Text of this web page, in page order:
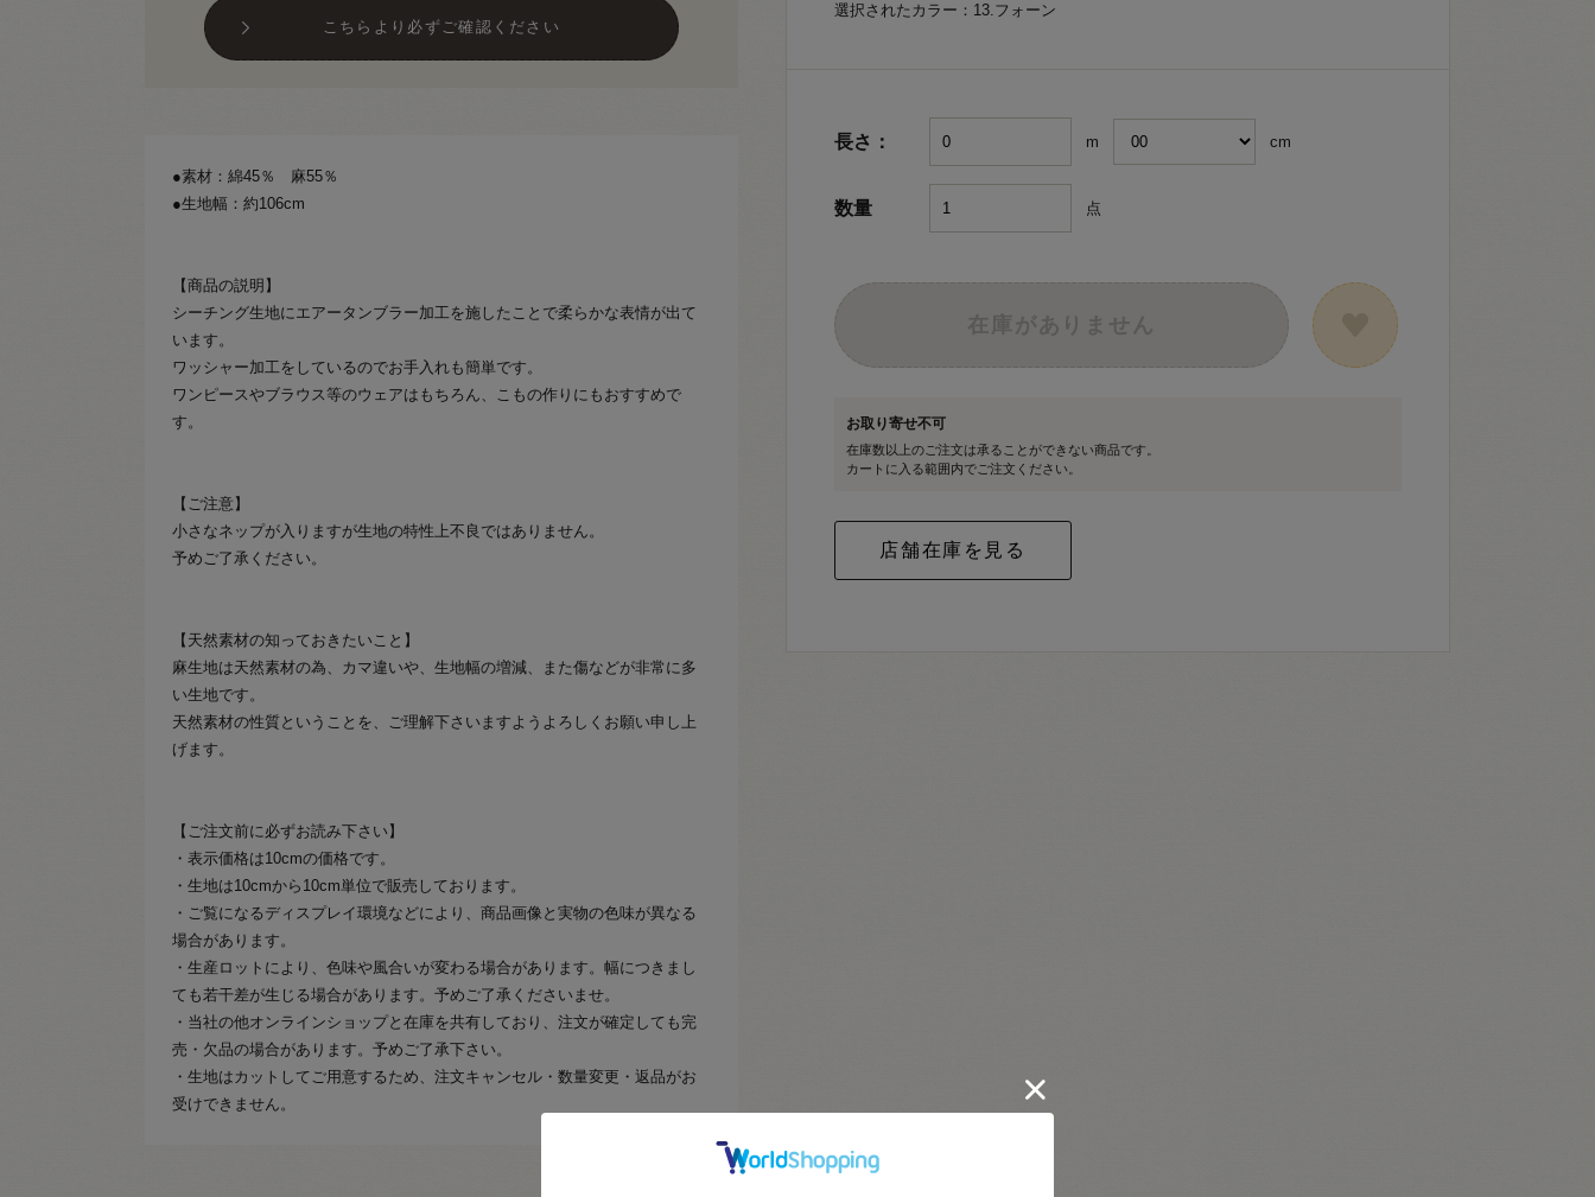
こちらより必ずご確認ください
●素材：綿45％ 麻55％
●生地幅：約106cm
【商品の説明】
シーチング生地にエアータンブラー加工を施したことで柔らかな表情が出て
います。
ワッシャー加工をしているのでお手入れも簡単です。
ワンピースやブラウス等のウェアはもちろん、こもの作りにもおすすめで
す。
【ご注意】
小さなネップが入りますが生地の特性上不良ではありません。
予めご了承ください。
【天然素材の知っておきたいこと】
麻生地は天然素材の為、カマ違いや、生地幅の増減、また傷などが非常に多
い生地です。
天然素材の性質ということを、ご理解下さいますようよろしくお願い申し上
げます。
【ご注文前に必ずお読み下さい】
・表示価格は10cmの価格です。
・生地は10cmから10cm単位で販売しております。
・ご覧になるディスプレイ環境などにより、商品画像と実物の色味が異なる
場合があります。
・生産ロットにより、色味や風合いが変わる場合があります。幅につきまし
ても若干差が生じる場合があります。予めご了承くださいませ。
・当社の他オンラインショップと在庫を共有しており、注文が確定しても完
売・欠品の場合があります。予めご了承下さい。
・生地はカットしてご用意するため、注文キャンセル・数量変更・返品がお
受けできません。
選択されたカラー：13.フォーン
長さ： m cm
数量 点
お取り寄せ不可
在庫数以上のご注文は承ることができない商品です。
カートに入る範囲内でご注文ください。